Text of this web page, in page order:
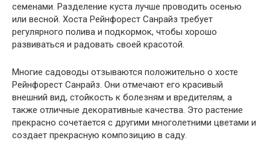
семенами. Разделение куста лучше проводить осенью
или весной. Хоста Рейнфорест Санрайз требует
регулярного полива и подкормок, чтобы хорошо
развиваться и радовать своей красотой.
Многие садоводы отзываются положительно о хосте
Рейнфорест Санрайз. Они отмечают его красивый
внешний вид, стойкость к болезням и вредителям, а
также отличные декоративные качества. Это растение
прекрасно сочетается с другими многолетними цветами и
создает прекрасную композицию в саду.